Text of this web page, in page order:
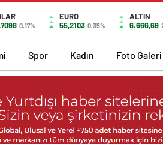
0.17%
EURO
55,2103 0.35%
ALTIN
6.666,69
Spor Kadın Foto Galeri